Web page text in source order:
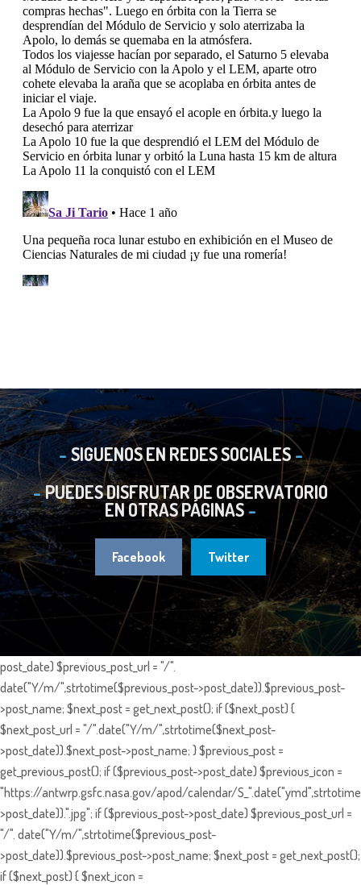
SIGUENOS EN REDES SOCIALES
PUEDES DISFRUTAR DE OBSERVATORIO
EN OTRAS PÁGINAS
Facebook Twitter
post_date) $previous_post_url = "/".
date("Y/m/",strtotime($previous_post->post_date)).$previous_post-
>post_name; $next_post = get_next_post(); if ($next_post) {
$next_post_url = "/".date("Y/m/",strtotime($next_post-
>post_date)).$next_post->post_name; } $previous_post =
get_previous_post(); if ($previous_post->post_date) $previous_icon =
"https://antwrp.gsfc.nasa.gov/apod/calendar/
>post_date)).".jpg"; if ($previous_post->post_date) $previous_post_url =
"/". date("Y/m/",strtotime($previous_post-
>post_date)).$previous_post->post_name; $next_post = get_next_post();
if ($next_post) { $next_icon =